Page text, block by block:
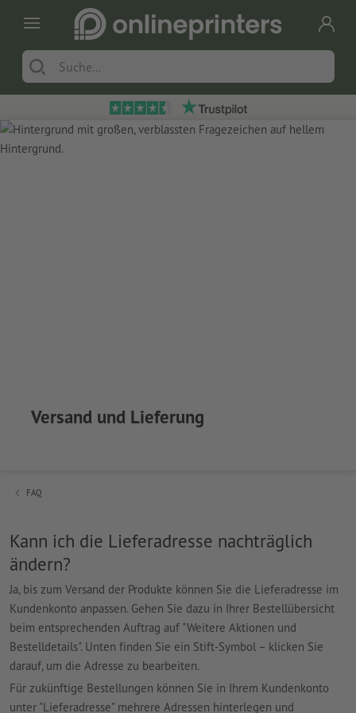
Versand und Lieferung
FAQ
Kann ich die Lieferadresse nachträglich
ändern?
Ja, bis zum Versand der Produkte können Sie die Lieferadresse im
Kundenkonto anpassen. Gehen Sie dazu in Ihrer Bestellübersicht
beim entsprechenden Auftrag auf "Weitere Aktionen und
Bestelldetails". Unten finden Sie ein Stift-Symbol – klicken Sie
darauf, um die Adresse zu bearbeiten.
Für zukünftige Bestellungen können Sie in Ihrem Kundenkonto
unter "Lieferadresse" mehrere Adressen hinterlegen und